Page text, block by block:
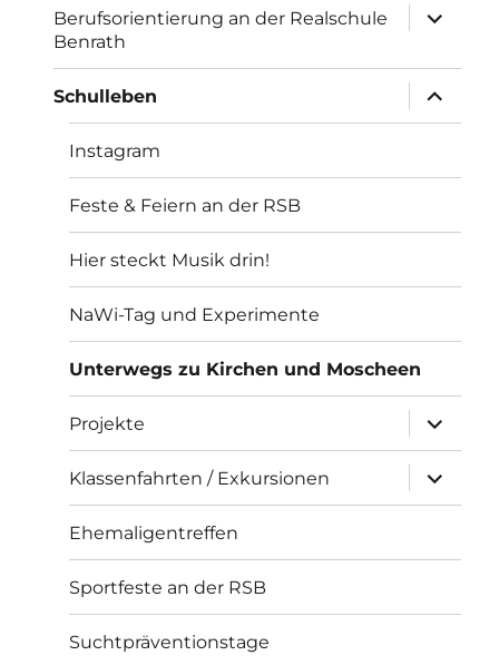
Berufsorientierung an der Realschule
Benrath
öffnen
Schulleben
öffnen
Instagram
Feste & Feiern an der RSB
Hier steckt Musik drin!
NaWi-Tag und Experimente
Unterwegs zu Kirchen und Moscheen
Projekte
öffnen
Klassenfahrten / Exkursionen
öffnen
Ehemaligentreffen
Sportfeste an der RSB
Suchtpräventionstage